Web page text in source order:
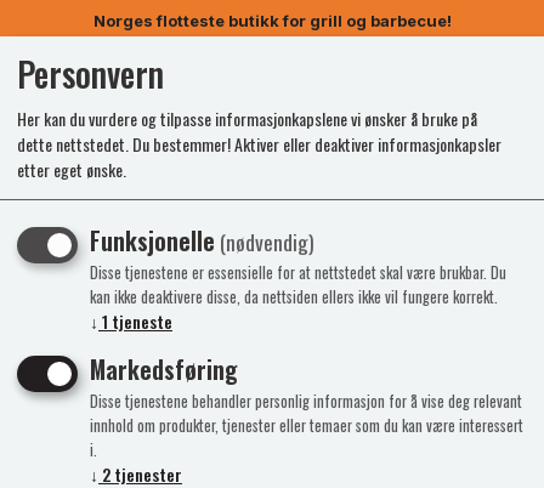
Norges flotteste butikk for grill og barbecue!
Kunne ikke finne produktet
Forside
Personvern
Her kan du vurdere og tilpasse informasjonkapslene vi ønsker å bruke på
dette nettstedet. Du bestemmer! Aktiver eller deaktiver informasjonkapsler
etter eget ønske.
Funksjonelle (nødvendig)
Disse tjenestene er essensielle for at nettstedet skal være brukbar. Du
kan ikke deaktivere disse, da nettsiden ellers ikke vil fungere korrekt.
↓ 1 tjeneste
Markedsføring
Disse tjenestene behandler personlig informasjon for å vise deg relevant
innhold om produkter, tjenester eller temaer som du kan være interessert
i.
↓ 2tjenester